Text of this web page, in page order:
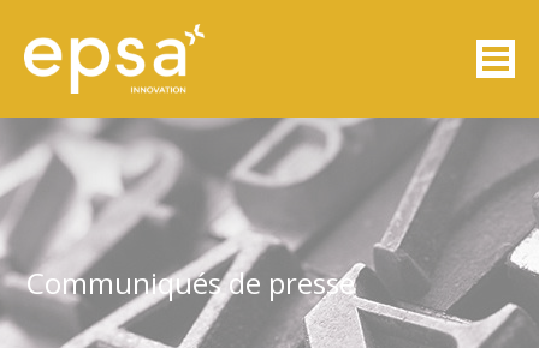
Communiqués de presse